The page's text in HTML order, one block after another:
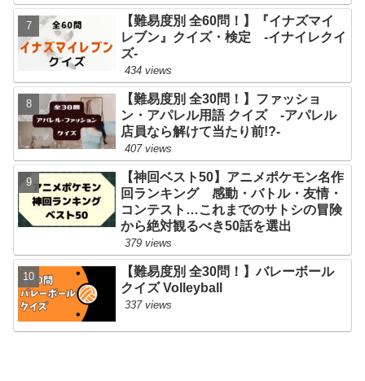
【難易度別 全60問！】『イナズマイ
レブン』クイズ・検定 -イナイレクイ
ズ-
434 views
【難易度別 全30問！】ファッショ
ン・アパレル用語 クイズ -アパレル
店員なら解けて当たり前!?-
407 views
【神回ベスト50】アニメポケモン名作
回ランキング 感動・バトル・友情・
コンテスト…これまでのサトシの冒険
から絶対観るべき50話を選出
379 views
【難易度別 全30問！】バレーボール
クイズ Volleyball
337 views